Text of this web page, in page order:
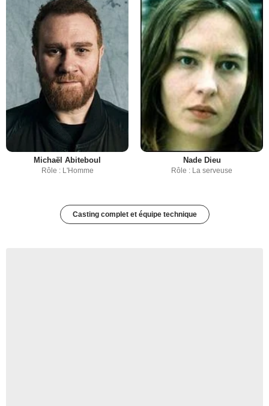
Michaël Abiteboul
Rôle : L'Homme
Nade Dieu
Rôle : La serveuse
Casting complet et équipe technique